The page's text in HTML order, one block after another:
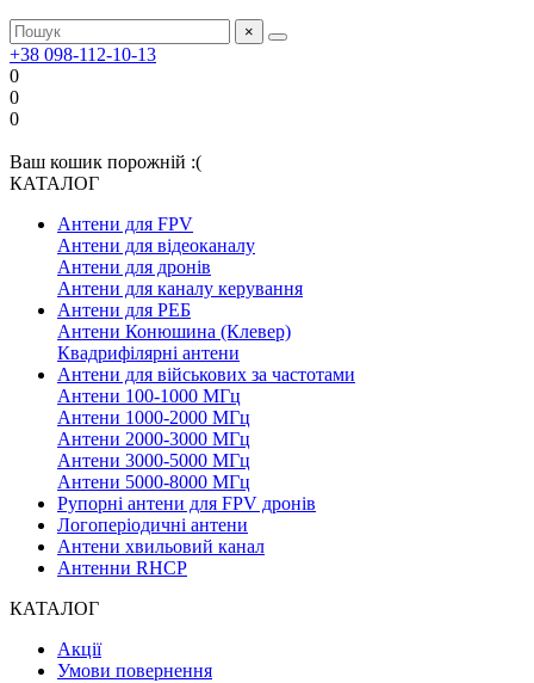
×
+38 098-112-10-13
0
0
0
Ваш кошик порожній :(
КАТАЛОГ
Антени для FPV
Антени для відеоканалу
Антени для дронів
Антени для каналу керування
Антени для РЕБ
Антени Конюшина (Клевер)
Квадрифілярні антени
Антени для військових за частотами
Антени 100-1000 МГц
Антени 1000-2000 МГц
Антени 2000-3000 МГц
Антени 3000-5000 МГц
Антени 5000-8000 МГц
Рупорні антени для FPV дронів
Логоперіодичні антени
Антени хвильовий канал
Антенни RHCP
КАТАЛОГ
Акції
Умови повернення